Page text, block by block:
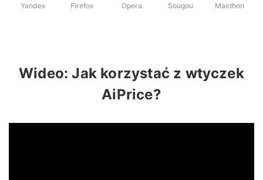
Yandex Firefox Opera Sougou Maxthon
Wideo: Jak korzystać z wtyczek
AiPrice?